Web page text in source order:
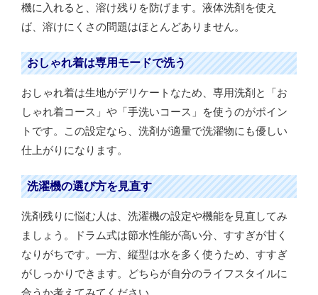
機に入れると、溶け残りを防げます。液体洗剤を使え
ば、溶けにくさの問題はほとんどありません。
おしゃれ着は専用モードで洗う
おしゃれ着は生地がデリケートなため、専用洗剤と「お
しゃれ着コース」や「手洗いコース」を使うのがポイン
トです。この設定なら、洗剤が適量で洗濯物にも優しい
仕上がりになります。
洗濯機の選び方を見直す
洗剤残りに悩む人は、洗濯機の設定や機能を見直してみ
ましょう。ドラム式は節水性能が高い分、すすぎが甘く
なりがちです。一方、縦型は水を多く使うため、すすぎ
がしっかりできます。どちらが自分のライフスタイルに
合うか考えてみてください。